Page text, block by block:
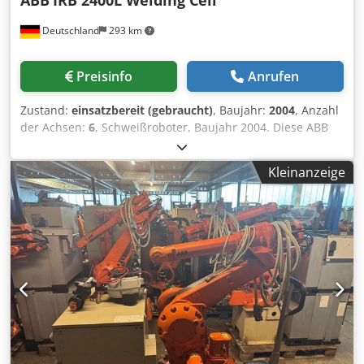
und Postleitzahl angeben. Speditionskosten auf Anfrage –
Deutschland 293 km
Preisinfo Anrufen
Zustand: einsatzbereit (gebraucht), Baujahr: 2004, Anzahl
der Achsen: 6, Schweißroboter, Baujahr 2004. Diese ABB
IRB 2400L-Schweißzelle zeichnet sich durch eine robuste
Bauweise aus, ist mit einem Positionierer vom Typ ABB IRB
500R ausgestattet und verfügt über ein Fronius TPS 4000-
Schweißgerät. Sie ist mit wichtigen
Sicherheitsvorrichtungen wie einem Lichtvorhang und
einer Sicherheitsumzäunung ausgestattet. Wenn Sie auf
der Suche nach hochwertigen Schweißkapazitäten sind,
sollten Sie die von uns zum Verkauf angebotene ABB IRB
2400L-Schweißzelle in Betracht ziehen. Kontaktieren Sie
uns für weitere Informationen. Dkedpfx Apozhmryoqer -
Industrieroboter-Modell: ABB IRB 2400L- Positioniergerät:
ABB IRB 500R- Schweißgerät: Fronius TPS 4000-
Versorgungsspannung: 3x400 V/PE/N- Kabelquerschnitt: 5
Kleinanzeige